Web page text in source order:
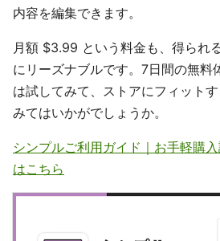
内容を編集できます。
月額 $3.99 という料金も、得られ
にリーズナブルです。7日間の無料
は試してみて、ストアにフィット
みてはいかがでしょうか。
シンプルご利用ガイド｜お手軽購
はこちら